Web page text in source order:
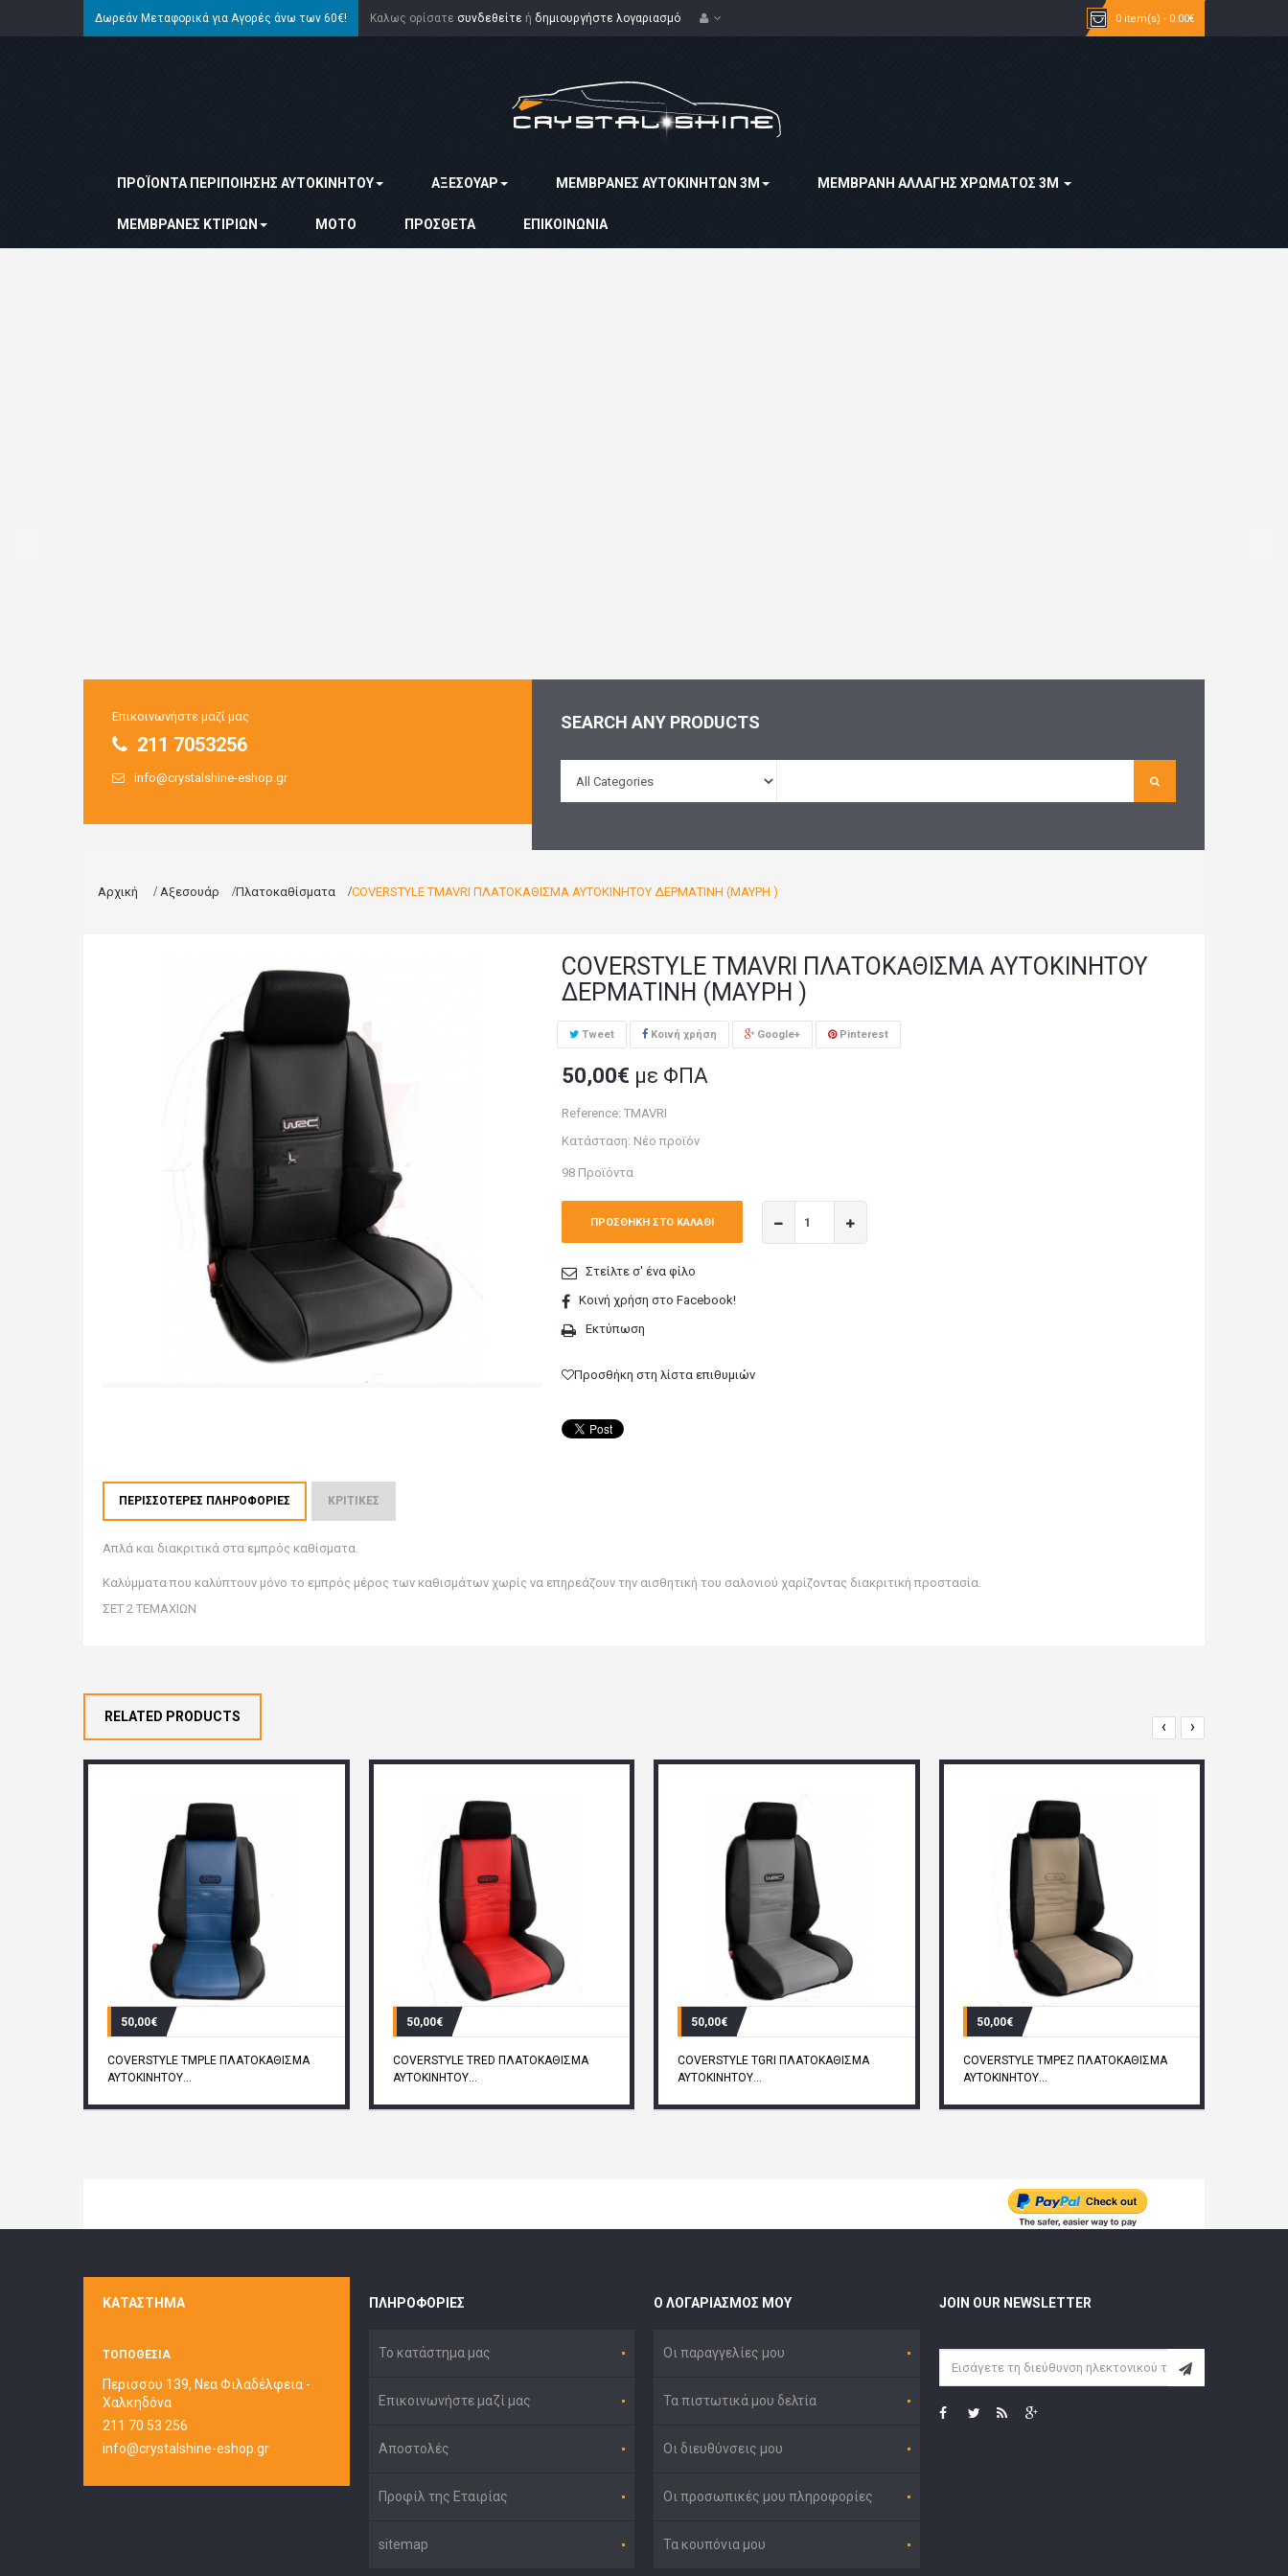
Δωρεάν Μεταφορικά για Αγορές άνω των 60€! Καλως ορίσατε συνδεθείτε ή δημιουργήστε λογαριασμό 0 item(s) - 0.00€
ΠΡΟΪΌΝΤΑ ΠΕΡΙΠΟΊΗΣΗΣ ΑΥΤΟΚΙΝΉΤΟΥ ΑΞΕΣΟΥΆΡ MΕΜΒΡΆΝΕΣ ΑΥΤΟΚΙΝΉΤΩΝ 3Μ ΜΕΜΒΡΆΝΗ ΑΛΛΑΓΉΣ ΧΡΏΜΑΤΟΣ 3Μ
ΜΕΜΒΡΆΝΕΣ ΚΤΙΡΊΩΝ ΜΌΤΟ ΠΡΌΣΘΕΤΑ ΕΠΙΚΟΙΝΩΝΊΑ
Επικοινωνήστε μαζί μας
211 7053256
info@crystalshine-eshop.gr
SEARCH ANY PRODUCTS
Αρχική Αξεσουάρ Πλατοκαθίσματα COVERSTYLE TMAVRI ΠΛΑΤΟΚΑΘΙΣΜΑ ΑΥΤΟΚΙΝΗΤΟΥ ΔΕΡΜΑΤΙΝΗ (ΜΑΥΡΗ )
COVERSTYLE TMAVRI ΠΛΑΤΟΚΑΘΙΣΜΑ ΑΥΤΟΚΙΝΗΤΟΥ
ΔΕΡΜΑΤΙΝΗ (ΜΑΥΡΗ )
Tweet Κοινή χρήση Google+ Pinterest
50,00€ με ΦΠΑ
Reference: TMAVRI
Κατάσταση: Νέο προϊόν
98 Προϊόντα
ΠΡΟΣΘΉΚΗ ΣΤΟ ΚΑΛΆΘΙ
Στείλτε σ' ένα φίλο
Κοινή χρήση στο Facebook!
Εκτύπωση
Προσθήκη στη λίστα επιθυμιών
ΠΕΡΙΣΣΌΤΕΡΕΣ ΠΛΗΡΟΦΟΡΊΕΣ ΚΡΙΤΙΚΈΣ
Απλά και διακριτικά στα εμπρός καθίσματα.
Καλύμματα που καλύπτουν μόνο το εμπρός μέρος των καθισμάτων χωρίς να επηρεάζουν την αισθητική του σαλονιού χαρίζοντας διακριτική προστασία.
ΣΕΤ 2 ΤΕΜΑΧΙΩΝ
RELATED PRODUCTS
‹ ›
50,00€
COVERSTYLE TMPLE ΠΛΑΤΟΚΑΘΙΣΜΑ
ΑΥΤΟΚΙΝΗΤΟΥ...
50,00€
COVERSTYLE TRED ΠΛΑΤΟΚΑΘΙΣΜΑ
ΑΥΤΟΚΙΝΗΤΟΥ...
50,00€
COVERSTYLE TGRI ΠΛΑΤΟΚΑΘΙΣΜΑ
ΑΥΤΟΚΙΝΗΤΟΥ...
50,00€
COVERSTYLE TMPEZ ΠΛΑΤΟΚΑΘΙΣΜΑ
ΑΥΤΟΚΙΝΗΤΟΥ...
ΚΑΤΆΣΤΗΜΑ
ΤΟΠΟΘΕΣΙΑ
Περισσου 139, Νεα Φιλαδέλφεια -
Χαλκηδόνα
211 70 53 256
info@crystalshine-eshop.gr
ΠΛΗΡΟΦΟΡΊΕΣ
Το κατάστημα μας
Επικοινωνήστε μαζί μας
Αποστολές
Προφίλ της Εταιρίας
sitemap
Ο ΛΟΓΑΡΙΑΣΜΌΣ ΜΟΥ
Οι παραγγελίες μου
Τα πιστωτικά μου δελτία
Οι διευθύνσεις μου
Οι προσωπικές μου πληροφορίες
Τα κουπόνια μου
JOIN OUR NEWSLETTER